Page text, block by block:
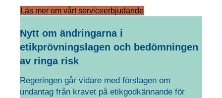
Läs mer om vårt serviceerbjudande
Nytt om ändringarna i
etikprövningslagen och bedömningen
av ringa risk
Regeringen går vidare med förslagen om
undantag från kravet på etikgodkännande för